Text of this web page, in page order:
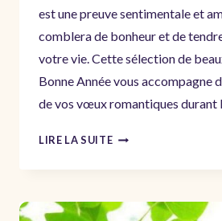
est une preuve sentimentale et
comblera de bonheur et de
votre vie. Cette sélection de
Bonne Année vous accompagne
de vos vœux romantiques durant
LIRE LA SUITEVOEUX
LA